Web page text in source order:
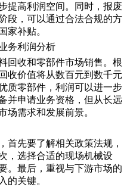
提高利润空间。同时，报废
段，可以通过合法合规的方
家补贴。
务利润分析
回收和零部件市场销售。根
收价值将从数百元到数千元
质零部件，利润可以进一步
并申请业务资格，但从长远
场需求和发展前景。
首先要了解相关政策法规，
，选择合适的现场机械设
。最后，重视与下游市场的
的关键。